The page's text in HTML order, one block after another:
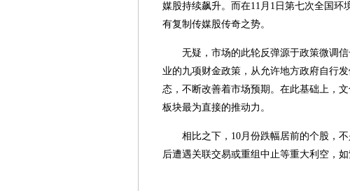
媒股持续飙升。而在11月1日第七次全国
有复制传媒股传奇之势。
无疑，市场的此轮反弹源于政策微调
业的九项财金政策，从允许地方政府自行
态，不断改善着市场预期。在此基础上，
板块最为直接的推动力。
相比之下，10月份跌幅居前的个股，
后遭遇关联交易或重组中止等重大利空，